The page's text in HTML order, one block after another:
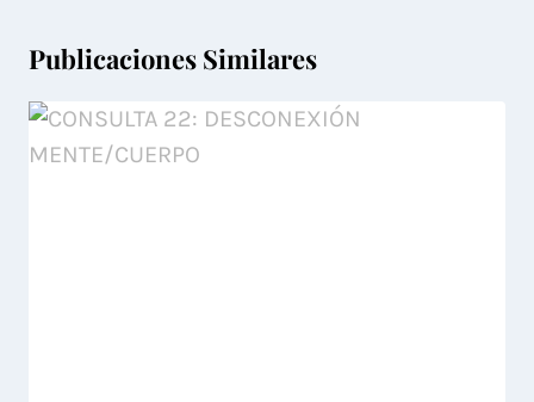
Publicaciones Similares